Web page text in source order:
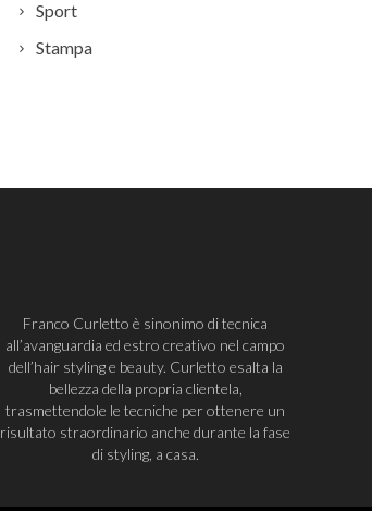
Sport
Stampa
Franco Curletto è sinonimo di tecnica
all’avanguardia ed estro creativo nel campo
dell’hair styling e beauty. Curletto esalta la
bellezza della propria clientela,
trasmettendole le tecniche per ottenere un
risultato straordinario anche durante la fase
di styling, a casa.